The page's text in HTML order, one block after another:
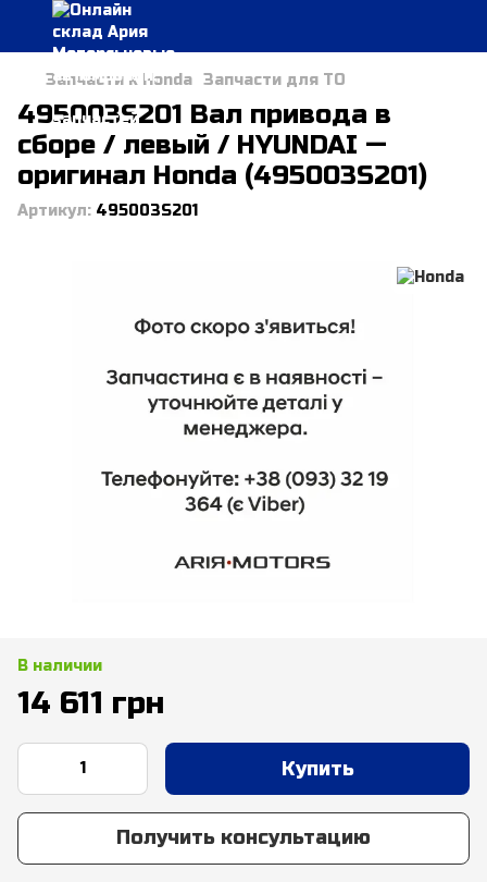
Запчасти к Honda Запчасти для ТО
495003S201 Вал привода в
сборе / левый / HYUNDAI —
оригинал Honda (495003S201)
Артикул: 495003S201
В наличии
14 611 грн
Купить
Получить консультацию